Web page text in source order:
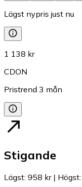
Lägst nypris just nu
1 138 kr
CDON
Pristrend 3 mån
Stigande
Lägst: 958 kr| Högst: